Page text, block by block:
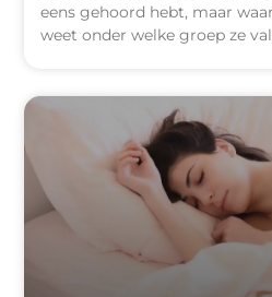
eens gehoord hebt, maar
weet onder welke groep ze